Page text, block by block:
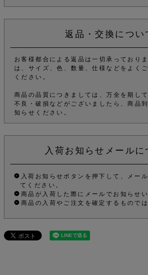
返品・交換につい
お客様都合による返品は一切承っており
は、サイズ、色、数量、仕様などをよく
ください。
商品の品質につきましては、万全を期し
不良・破損などがございましたら、商品
知らせください。
入荷お知らせメールに
入荷お知らせボタンを押下して、メー
てください。
商品が入荷した際にメールでお知らせい
商品の入荷やご注文を確定するものでは